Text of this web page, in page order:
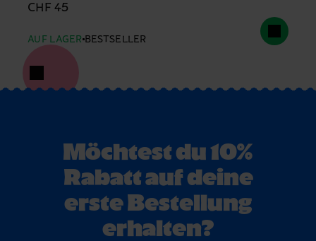
CHF 45
AUF LAGER BESTSELLER
Möchtest du 10%
Rabatt auf deine
erste Bestellung
erhalten?